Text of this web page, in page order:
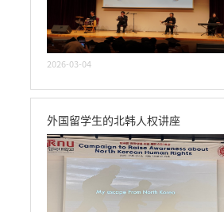
2026-03-04
外国留学生的北韩人权讲座